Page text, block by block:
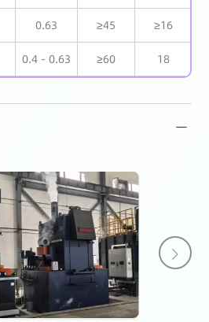
0.63 ≥45 ≥16
0.4 - 0.63 ≥60 18